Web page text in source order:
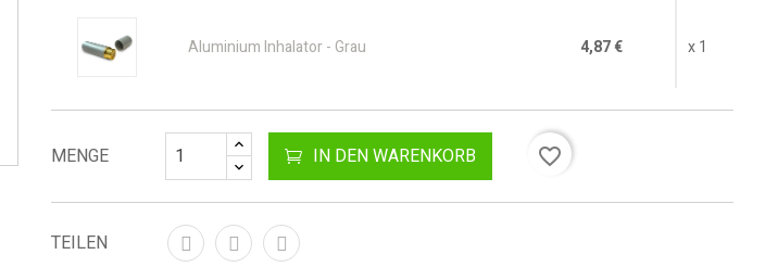
Aluminium Inhalator - Grau 4,87 € x 1
MENGE IN DEN WARENKORB favorite_border
TEILEN